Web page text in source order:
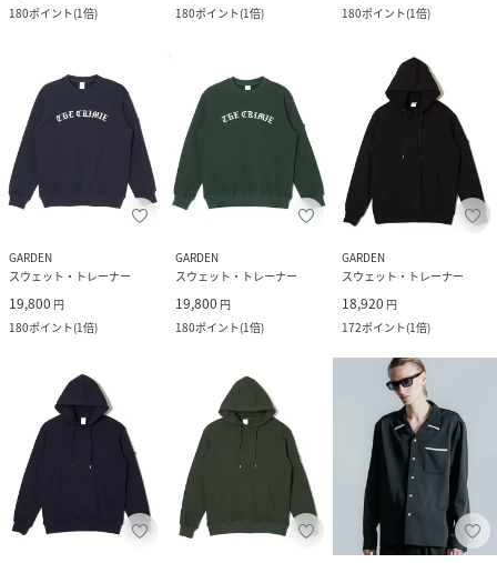
180ポイント(1倍)
180ポイント(1倍)
180ポイント(1倍)
GARDEN
スウェット・トレーナー
19,800 円
180ポイント(1倍)
GARDEN
スウェット・トレーナー
19,800 円
180ポイント(1倍)
GARDEN
スウェット・トレーナー
18,920 円
172ポイント(1倍)